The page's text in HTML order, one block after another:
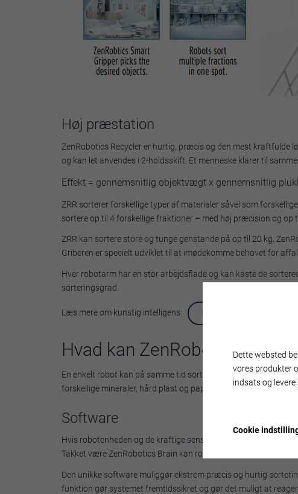
Høj præstation
ZenRobotics Recycler er hurtig, præcis og den mest kraftfulde
og kan let anvendes i 2-holdsskift. Et menneske klarer til
Effekt = gennemsnitlig objektvægt x gennemsnitlig
ZRR sorterer forskellige typer af materialer såvel som
sortere op til 4 forskellige fraktioner – med høj præcision og op
ZRR kan sortere store og tunge genstande på op til 20 kg.
Griberen er specielt udviklet til at imødekomme behovet for
Hver robotarm har en stor arbejdsflade og kan kaste de
sorteringsgrad.
Læs mere om kunstig intelligens:
Hvad kan ZenRobotics
En enkelt robot kan på samme tid sortere forskellige
forskellige mineraler, hård plast og pap. Brugen af sensorer
Software
Hvis robotenheden og de kraftige sensorer forestiller hænder
Takket være ZenRobotics Brain kan robotten behandle
Den unikke software muliggør ekstrem præcis og hurtig
funktion gør systemet fremtidssikret og gør det muligt at
Dette websted
vores produkter
indsats og
Cookie